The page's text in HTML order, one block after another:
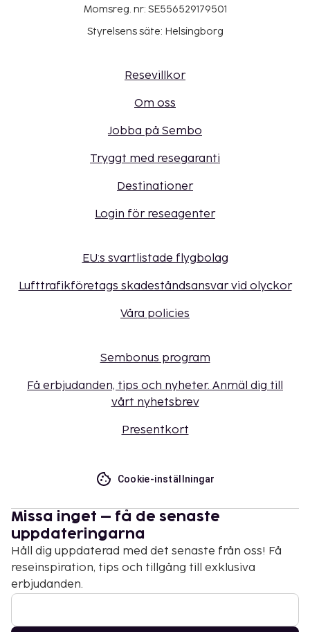
Momsreg. nr: SE556529179501
Styrelsens säte: Helsingborg
Resevillkor
Om oss
Jobba på Sembo
Tryggt med resegaranti
Destinationer
Login för reseagenter
EU:s svartlistade flygbolag
Lufttrafikföretags skadeståndsansvar vid olyckor
Våra policies
Sembonus program
Få erbjudanden, tips och nyheter. Anmäl dig till
vårt nyhetsbrev
Presentkort
Cookie-inställningar
Missa inget – få de senaste
uppdateringarna
Håll dig uppdaterad med det senaste från oss! Få
reseinspiration, tips och tillgång till exklusiva
erbjudanden.